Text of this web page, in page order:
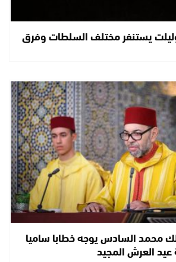
يستنفر مختلف السلطات وفرق
محمد السادس يوجه خطابا ساميا
عيد العرش المجيد